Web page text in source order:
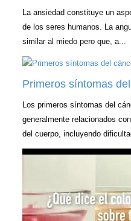
La ansiedad constituye un
de los seres humanos. La
similar al miedo pero que, a...
Primeros síntomas
Los primeros síntomas del
generalmente relacionados
del cuerpo, incluyendo